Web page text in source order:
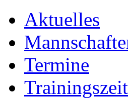
Aktuelles
Termine